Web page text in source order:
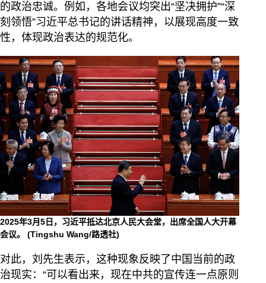
的政治忠诚。例如，各地会议均突出“坚决拥护”“深
刻领悟”习近平总书记的讲话精神，以展现高度一致
性，体现政治表达的规范化。
2025年3月5日，习近平抵达北京人民大会堂，出席全国人大开幕
会议。 (Tingshu Wang/路透社)
对此，刘先生表示，这种现象反映了中国当前的政
治现实：“可以看出来，现在中共的宣传连一点原则